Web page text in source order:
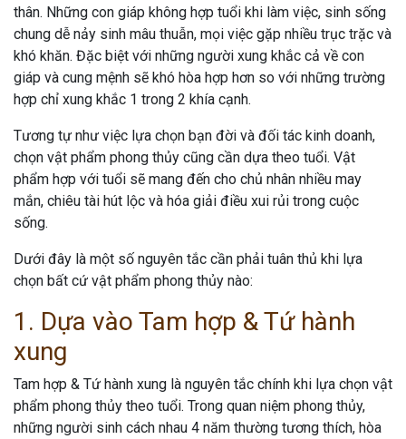
thân. Những con giáp không hợp tuổi khi làm việc, sinh sống
chung dễ nảy sinh mâu thuẫn, mọi việc gặp nhiều trục trặc và
khó khăn. Đặc biệt với những người xung khắc cả về con
giáp và cung mệnh sẽ khó hòa hợp hơn so với những trường
hợp chỉ xung khắc 1 trong 2 khía cạnh.
Tương tự như việc lựa chọn bạn đời và đối tác kinh doanh,
chọn vật phẩm phong thủy cũng cần dựa theo tuổi. Vật
phẩm hợp với tuổi sẽ mang đến cho chủ nhân nhiều may
mắn, chiêu tài hút lộc và hóa giải điều xui rủi trong cuộc
sống.
Dưới đây là một số nguyên tắc cần phải tuân thủ khi lựa
chọn bất cứ vật phẩm phong thủy nào:
1. Dựa vào Tam hợp & Tứ hành
xung
Tam hợp & Tứ hành xung là nguyên tắc chính khi lựa chọn vật
phẩm phong thủy theo tuổi. Trong quan niệm phong thủy,
những người sinh cách nhau 4 năm thường tương thích, hòa